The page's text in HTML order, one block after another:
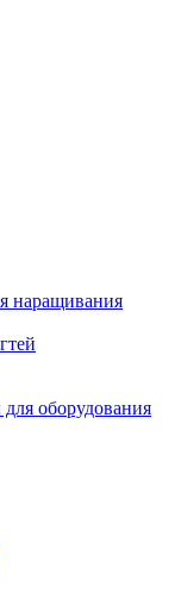
наращивания
оборудования